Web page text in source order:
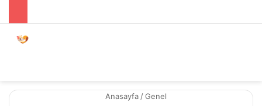
Anasayfa /Genel